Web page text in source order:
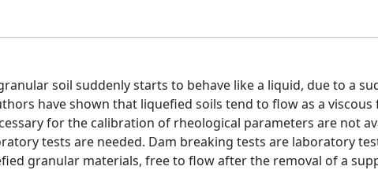
soil suddenly starts to behave like a liquid, due to a
have shown that liquefied soils tend to flow as a
for the calibration of rheological parameters are not
tests are needed. Dam breaking tests are laboratory
granular materials, free to flow after the removal of a